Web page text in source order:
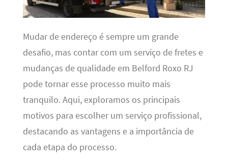
Mudar de endereço é sempre um grande
desafio, mas contar com um serviço de fretes e
mudanças de qualidade em Belford Roxo RJ
pode tornar esse processo muito mais
tranquilo. Aqui, exploramos os principais
motivos para escolher um serviço profissional,
destacando as vantagens e a importância de
cada etapa do processo.